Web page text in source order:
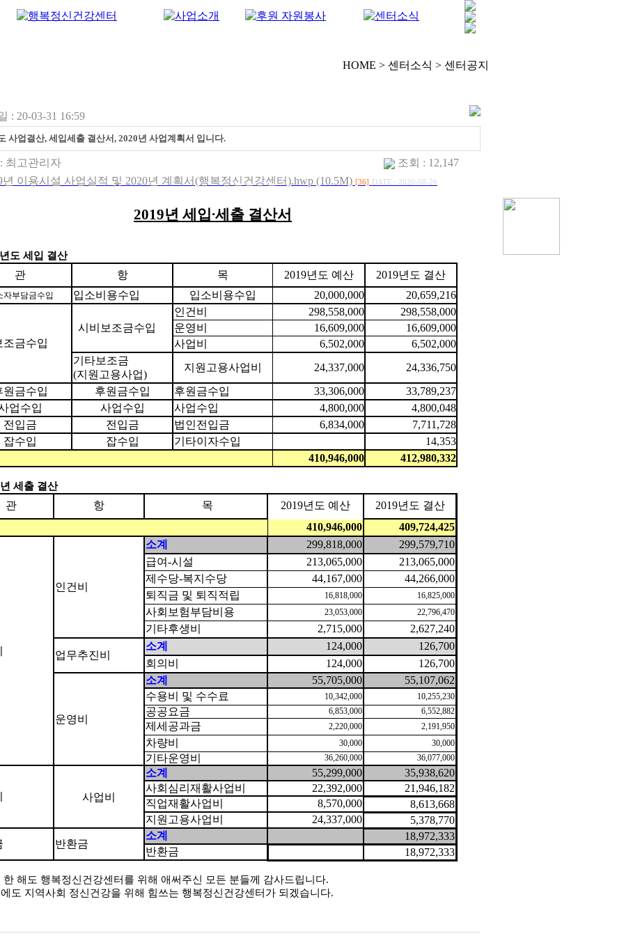
HOME > 센터소식 > 센터공지
: 20-03-31 16:59
사업결산, 세입세출 결산서, 2020년 사업계획서 입니다.
최고관리자
조회 : 12,147
년 이용시설 사업실적 및 2020년 계획서(행복정신건강센터).hwp (10.5M) [36] DATE : 2020-08-26
2019년 세입∙세출 결산서
년도 세입 결산
관 항 목 2019년도 예산 2019년도 결산
자부담금수입 입소비용수입 입소비용수입 20,000,000 20,659,216
조금수입
시비보조금수입
인건비 298,558,000
298,558,000
운영비
16,609,000
16,609,000
사업비
6,502,000
6,502,000
기타보조금
(지원고용사업)
지원고용사업비 24,337,000
24,336,750
원금수입
후원금수입 후원금수입 33,306,000
33,789,237
업수입
사업수입 사업수입 4,800,000
4,800,048
전입금
전입금 법인전입금 6,834,000
7,711,728
잡수입
잡수입 기타이자수입
14,353
410,946,000 412,980,332
년 세출 결산
관 항 목 2019년도 예산 2019년도 결산
410,946,000 409,724,425
인건비
소계 299,818,000
299,579,710
급여-시설 213,065,000
213,065,000
제수당-복지수당 44,167,000
44,266,000
퇴직금 및 퇴직적립
16,818,000 16,825,000
사회보험부담비용 23,053,000 22,796,470
기타후생비 2,715,000 2,627,240
업무추진비
소계 124,000
126,700
회의비
124,000 126,700
운영비
소계 55,705,000
55,107,062
수용비 및 수수료
10,342,000 10,255,230
공공요금 6,853,000 6,552,882
제세공과금 2,220,000 2,191,950
차량비 30,000 30,000
기타운영비 36,260,000 36,077,000
사업비
소계 55,299,000
35,938,620
사회심리재활사업비
22,392,000
21,946,182
직업재활사업비
8,570,000
8,613,668
지원고용사업비
24,337,000
5,378,770
반환금
소계
18,972,333
반환금
18,972,333
한 해도 행복정신건강센터를 위해 애써주신 모든 분들께 감사드립니다.
도 지역사회 정신건강을 위해 힘쓰는 행복정신건강센터가 되겠습니다.